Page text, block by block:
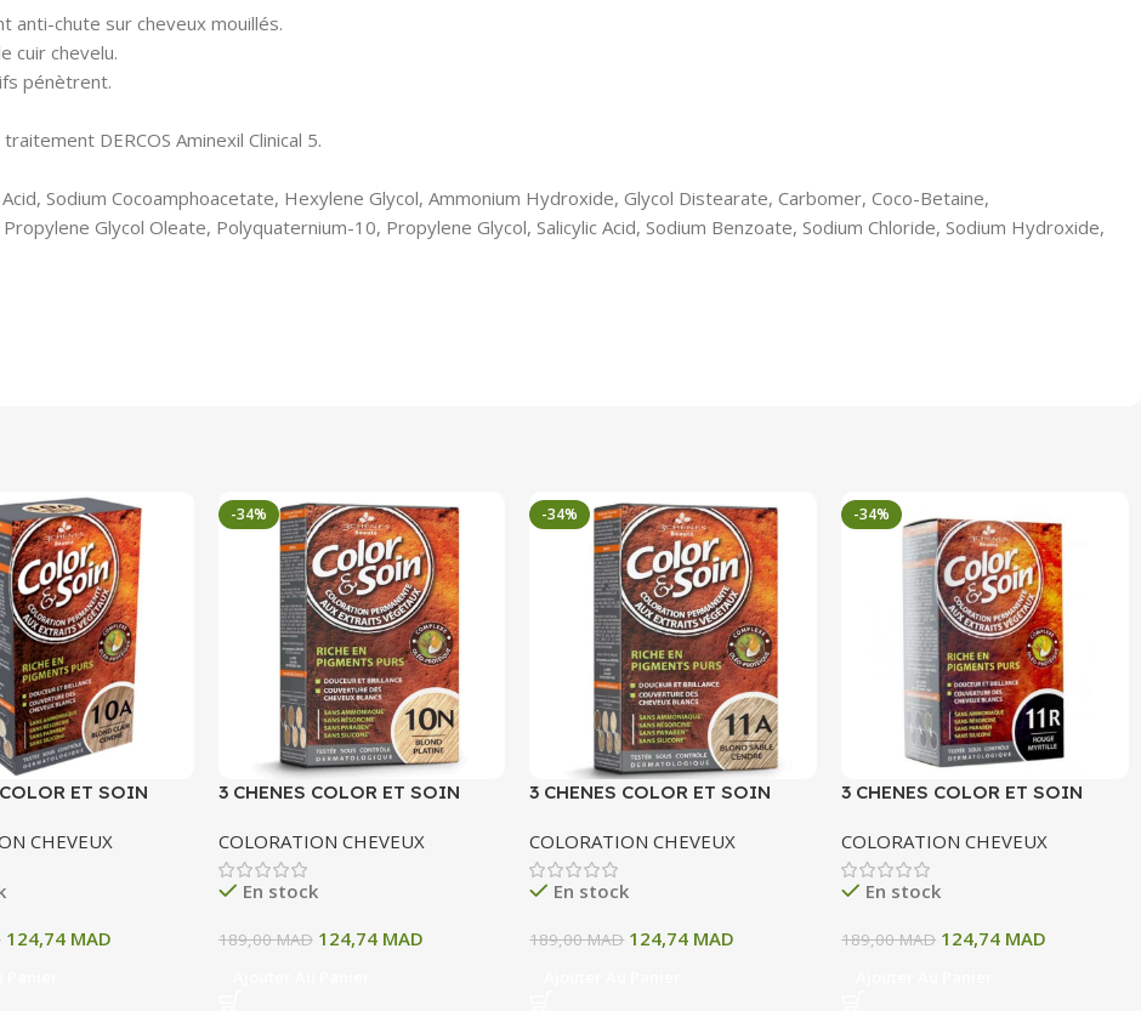
anti-chute sur cheveux mouillés.
cuir chevelu.
pénètrent.
DERCOS Aminexil Clinical 5.
Sodium Cocoamphoacetate, Hexylene Glycol, Ammonium Hydroxide, Glycol Distearate, Carbomer, Coco-Betaine,
Glycol Oleate, Polyquaternium-10, Propylene Glycol, Salicylic Acid, Sodium Benzoate, Sodium Chloride, Sodium Hydroxide,
ET SOIN
CENDRE 135 ML
CHEVEUX
124,74 MAD
-34%
3 CHENES COLOR ET SOIN
N BLOND PATINE 135 ML
COLORATION CHEVEUX
En stock
189,00MAD 124,74 MAD
-34%
3 CHENES COLOR ET SOIN
11A BLOND SABLE CENDRE 135
ML
COLORATION CHEVEUX
En stock
189,00MAD 124,74 MAD
-34%
3 CHENES COLOR ET SOIN
11R ROUGE MYRTILLE 135 ML
COLORATION CHEVEUX
En stock
189,00MAD 124,74 MAD